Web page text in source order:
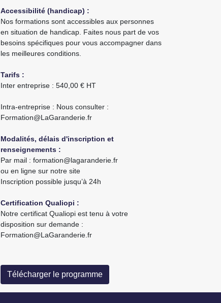
Accessibilité (handicap) :
Nos formations sont accessibles aux personnes
en situation de handicap. Faites nous part de vos
besoins spécifiques pour vous accompagner dans
les meilleures conditions.
Tarifs :
Inter entreprise : 540,00 € HT
Intra-entreprise : Nous consulter :
Formation@LaGaranderie.fr
Modalités, délais d'inscription et
renseignements :
Par mail : formation@lagaranderie.fr
ou en ligne sur notre site
Inscription possible jusqu’à 24h
Certification Qualiopi :
Notre certificat Qualiopi est tenu à votre
disposition sur demande :
Formation@LaGaranderie.fr
Télécharger le programme